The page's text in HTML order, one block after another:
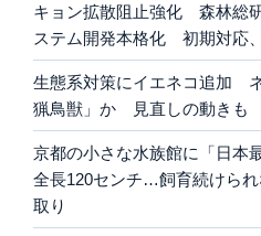
キョン拡散阻止強化 森林総
ステム開発本格化 初期対応
生態系対策にイエネコ追加
猟鳥獣」か 見直しの動きも
京都の小さな水族館に「日本
全長120センチ…飼育続けら
取り